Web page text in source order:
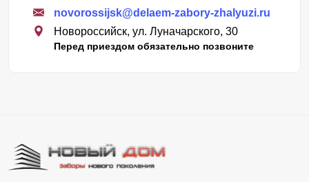
novorossijsk@delaem-zabory-zhalyuzi.ru
Новороссийск, ул. Луначарского, 30
Перед приездом обязательно позвоните